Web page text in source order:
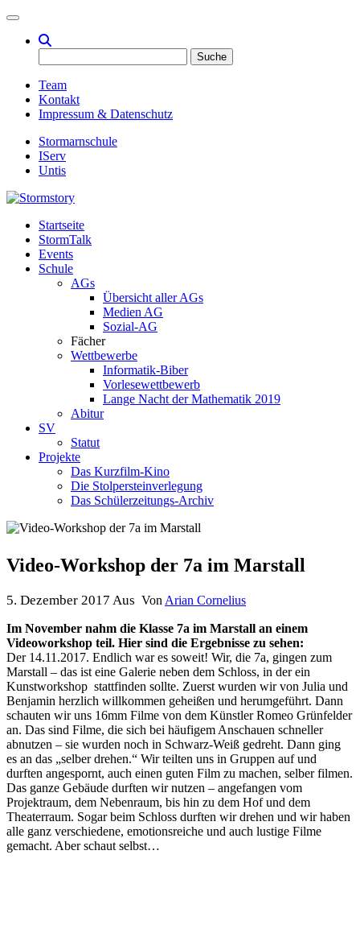
Toggle navigation
nach:
Team
Kontakt
Impressum & Datenschutz
Stormarnschule
IServ
Untis
Stormstory
Eure digitale Schülerzeitung
Startseite
StormTalk
Events
Schule
AGs
Übersicht aller AGs
Medien AG
Sozial-AG
Fächer
Wettbewerbe
Informatik-Biber
Vorlesewettbewerb
Lange Nacht der Mathematik 2019
Abitur
SV
Statut
Projekte
Das Kurzfilm-Kino
Die Stolpersteinverlegung
Das Schülerzeitungs-Archiv
Video-Workshop der 7a im Marstall
5. Dezember 2017 Aus Von Arian Cornelius
Im November nahm die Klasse 7a im Marstall an einem
Videoworkshop teil. Hier sind die Ergebnisse zu sehen:
Der 14.11.2017. Endlich war es soweit! Wir, die 7a, gingen zum
Marstall – das ist eine Galerie neben dem Schloss, in der ein
Kunstworkshop stattfinden sollte. Zuerst wurden wir von Julia und
Benjamin herzlich willkommen geheißen und herumgeführt. Dann
schauten wir uns 16mm Filme von dem Künstler Romeo Grünfelder
an. Das sind Filme, die sich bei häufigem Anschauen schneller
abnutzen – sie wurden noch in Schwarz-Weiß gedreht. Dann ging
es an das „selber drehen.“ Wir teilten uns in Gruppen auf und
durften angespornt, auch einen guten Film zu machen, selber filmen.
Das ganze Gebäude durften wir nutzen – angefangen vom
Projektraum, dem Nebenraum, bis hin zu dem Hof und dem
Theaterraum. Sogar beim Schloss durften wir drehen und wir haben
alle ganz verschiedene, emotionsreiche und auch lustige Filme
gemacht. Aber schaut selbst…